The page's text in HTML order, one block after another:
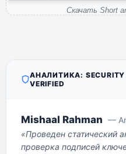
Скачать Short
АНАЛИТИКА: SECURITY
VERIFIED
Mishaal Rahman —
«Проведен статический
проверка подписей